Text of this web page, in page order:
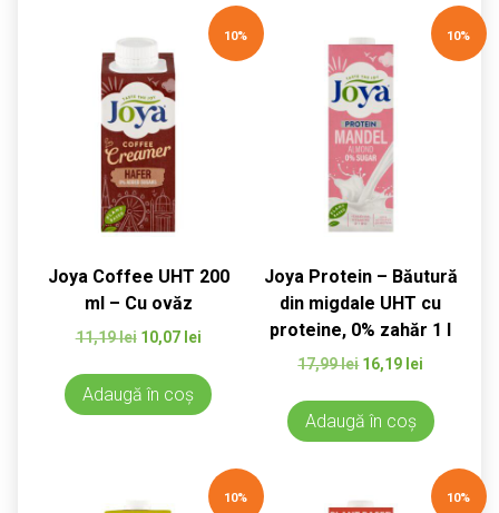
10%
Joya Coffee UHT 200
ml – Cu ovăz
11,19lei Prețul
fost:
10,07 leiPrețul
este:
10,07 lei.
Adaugă în coș
10%
Joya Protein – Băutură
din migdale UHT cu
proteine, 0% zahăr 1 l
17,99lei Prețul
fost:
16,19 lei
este:
16,19 lei.
Adaugă în coș
10% 10%